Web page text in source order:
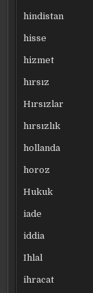
hindistan
hisse
hizmet
hırsız
Hırsızlar
hırsızlık
hollanda
horoz
Hukuk
iade
iddia
Ihlal
ihracat